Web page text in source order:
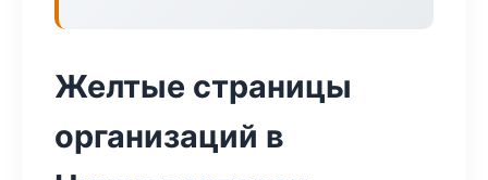
Желтые страницы
организаций в